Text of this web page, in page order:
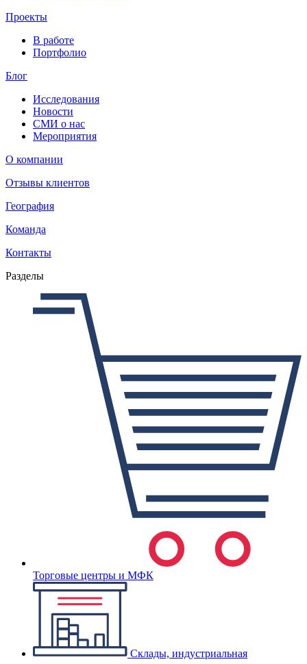
Проекты
В работе
Портфолио
Блог
Исследования
Новости
СМИ о нас
Мероприятия
О компании
Отзывы клиентов
География
Команда
Контакты
Разделы
Торговые центры и МФК
Склады, индустриальная